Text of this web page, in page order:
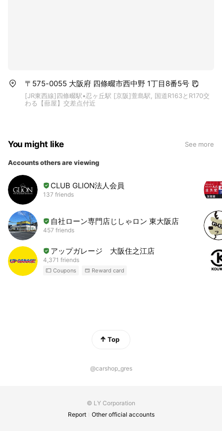
〒575-0055 大阪府 四條畷市西中野 1丁目8番5号
[JR東西線]四條畷駅•忍ヶ丘駅 [京阪]萱島駅, 国道R163とR170交
わる【蔀屋】交差点付近
You might like See more
Accounts others are viewing
CLUB GLION法人会員
137 friends
自社ローン専門店じしゃロン 東大阪店
457 friends
アップガレージ 大阪住之江店
4,371 friends
Coupons Reward card
Top
@carshop_gres
© LY Corporation
Report
Other official accounts